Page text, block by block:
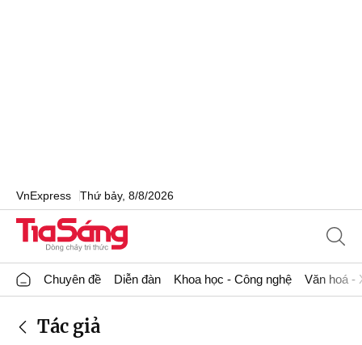
VnExpress Thứ bảy, 8/8/2026
Chuyên đề Diễn đàn Khoa học - Công nghệ Văn hoá -
Tác giả